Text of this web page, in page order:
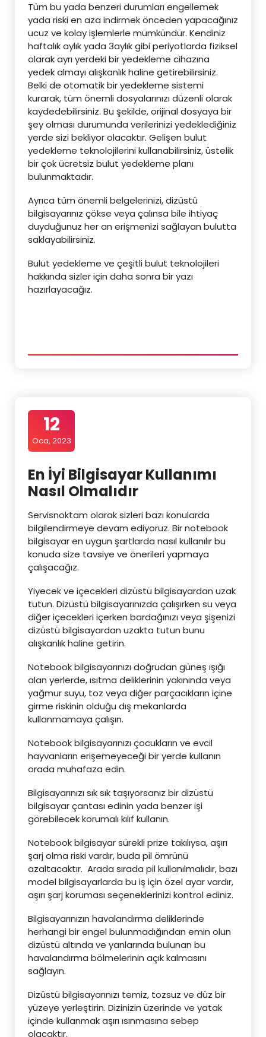
Tüm bu yada benzeri durumları engellemek
yada riski en aza indirmek önceden yapacağınız
ucuz ve kolay işlemlerle mümkündür. Kendiniz
haftalık aylık yada 3aylık gibi periyotlarda fiziksel
olarak ayrı yerdeki bir yedekleme cihazına
yedek almayı alışkanlık haline getirebilirsiniz.
Belki de otomatik bir yedekleme sistemi
kurarak, tüm önemli dosyalarınızı düzenli olarak
kaydedebilirsiniz. Bu şekilde, orijinal dosyaya bir
şey olması durumunda verilerinizi yedeklediğiniz
yerde sizi bekliyor olacaktır. Gelişen bulut
yedekleme teknolojilerini kullanabilirsiniz, üstelik
bir çok ücretsiz bulut yedekleme planı
bulunmaktadır.
Ayrıca tüm önemli belgelerinizi, dizüstü
bilgisayarınız çökse veya çalınsa bile ihtiyaç
duyduğunuz her an erişmenizi sağlayan bulutta
saklayabilirsiniz.
Bulut yedekleme ve çeşitli bulut teknolojileri
hakkında sizler için daha sonra bir yazı
hazırlayacağız.
12
Oca, 2023
En İyi Bilgisayar Kullanımı
Nasıl Olmalıdır
Servisnoktam olarak sizleri bazı konularda
bilgilendirmeye devam ediyoruz. Bir notebook
bilgisayar en uygun şartlarda nasıl kullanılır bu
konuda size tavsiye ve önerileri yapmaya
çalışacağız.
Yiyecek ve içecekleri dizüstü bilgisayardan uzak
tutun. Dizüstü bilgisayarınızda çalışırken su veya
diğer içecekleri içerken bardağınızı veya şişenizi
dizüstü bilgisayardan uzakta tutun bunu
alışkanlık haline getirin.
Notebook bilgisayarınızı doğrudan güneş ışığı
alan yerlerde, ısıtma deliklerinin yakınında veya
yağmur suyu, toz veya diğer parçacıkların içine
girme riskinin olduğu dış mekanlarda
kullanmamaya çalışın.
Notebook bilgisayarınızı çocukların ve evcil
hayvanların erişemeyeceği bir yerde kullanın
orada muhafaza edin.
Bilgisayarınızı sık sık taşıyorsanız bir dizüstü
bilgisayar çantası edinin yada benzer işi
görebilecek korumalı kılıf kullanın.
Notebook bilgisayar sürekli prize takılıysa, aşırı
şarj olma riski vardır, buda pil ömrünü
azaltacaktır. Arada sırada pil kullanılmalıdır, bazı
model bilgisayarlarda bu iş için özel ayar vardır,
aşırı şarj koruması seçeneklerinizi kontrol ediniz.
Bilgisayarınızın havalandırma deliklerinde
herhangi bir engel bulunmadığından emin olun
dizüstü altında ve yanlarında bulunan bu
havalandırma bölmelerinin açık kalmasını
sağlayın.
Dizüstü bilgisayarınızı temiz, tozsuz ve düz bir
yüzeye yerleştirin. Dizinizin üzerinde ve yatak
içinde kullanmak aşırı ısınmasına sebep
olacaktır.